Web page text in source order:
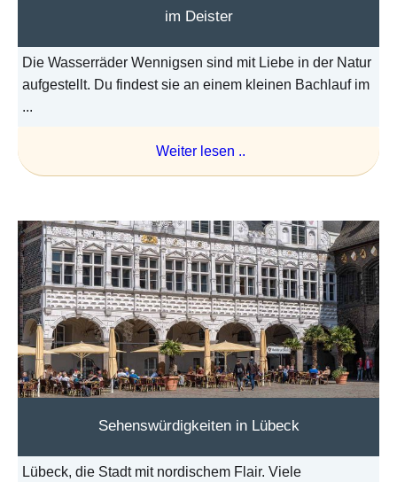
im Deister
Die Wasserräder Wennigsen sind mit Liebe in der Natur
aufgestellt. Du findest sie an einem kleinen Bachlauf im
...
Weiter lesen ..
Sehenswürdigkeiten in Lübeck
Lübeck, die Stadt mit nordischem Flair. Viele